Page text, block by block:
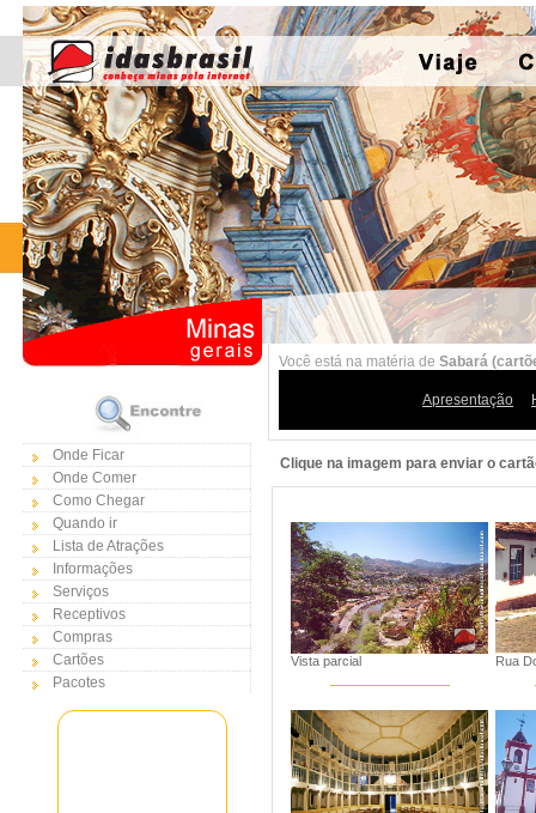
Onde Ficar
Onde Comer
Como Chegar
Quando ir
Lista de Atrações
Informações
Serviços
Receptivos
Compras
Cartões
Pacotes
Você está na matéria de Sabará
Apresentação
Clique na imagem para enviar o
Vista parcial Rua